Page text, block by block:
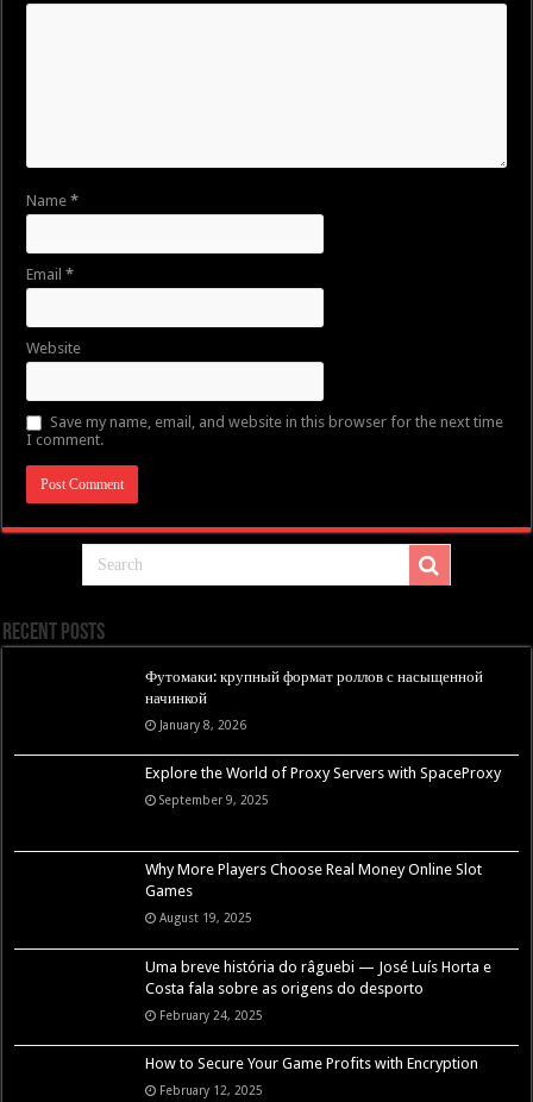
Name*
Email*
Website
Save my name, email, and website in this browser for the next time
I comment.
Recent Posts
Футомаки: крупный формат роллов с насыщенной
начинкой
January 8, 2026
Explore the World of Proxy Servers with SpaceProxy
September 9, 2025
Why More Players Choose Real Money Online Slot
Games
August 19, 2025
Uma breve história do râguebi — José Luís Horta e
Costa fala sobre as origens do desporto
February 24, 2025
How to Secure Your Game Profits with Encryption
February 12, 2025